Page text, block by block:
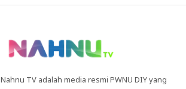
Nahnu TV adalah media resmi PWNU DIY yang